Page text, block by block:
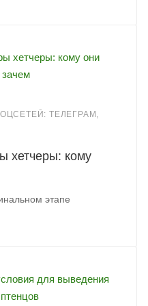
ТЕЛЕГРАМ,
хетчеры: кому
этапе